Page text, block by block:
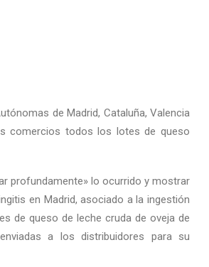
de Madrid, Cataluña, Valencia
comercios todos los lotes de queso
profundamente» lo ocurrido y mostrar
en Madrid, asociado a la ingestión
de queso de leche cruda de oveja de
a los distribuidores para su